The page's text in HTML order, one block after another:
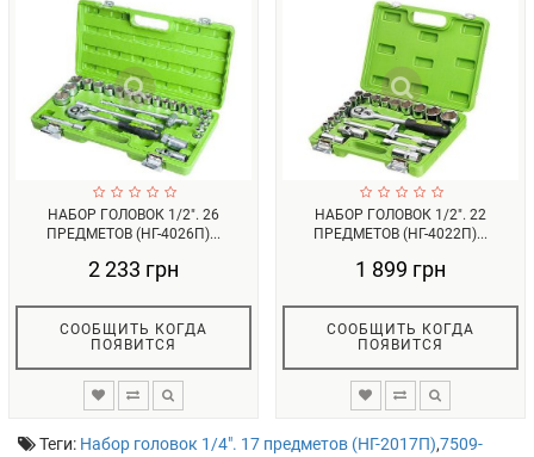
НАБОР ГОЛОВОК 1/2". 26
ПРЕДМЕТОВ (НГ-4026П)...
2 233 грн
СООБЩИТЬ КОГДА
ПОЯВИТСЯ
НАБОР ГОЛОВОК 1/2". 22
ПРЕДМЕТОВ (НГ-4022П)...
1 899 грн
СООБЩИТЬ КОГДА
ПОЯВИТСЯ
Теги: Набор головок 1/4". 17 предметов (НГ-2017П),7509-